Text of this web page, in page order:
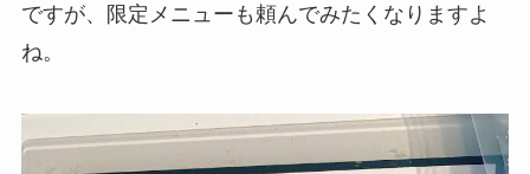
ですが、限定メニューも頼んでみたくなりますよ
ね。